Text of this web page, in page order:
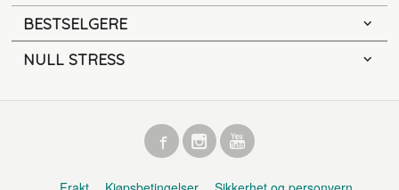
BESTSELGERE
NULL STRESS